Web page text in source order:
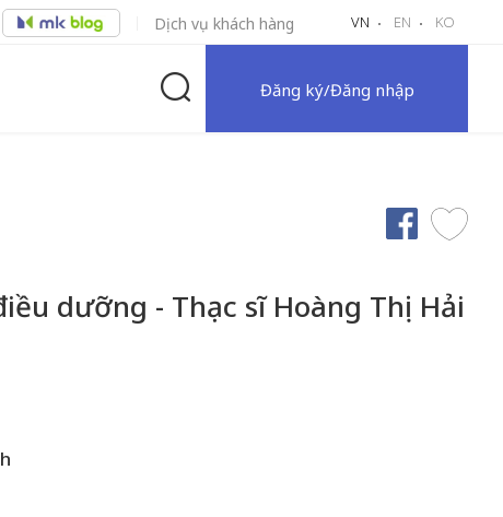
Dịch vụ khách hàng VN EN KO
Đăng ký/Đăng nhập
dưỡng - Thạc sĩ Hoàng Thị Hải